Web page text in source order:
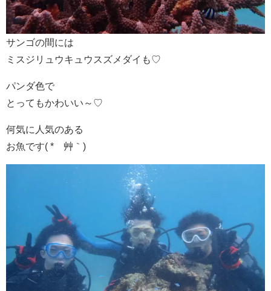
サンゴの間には
ミスジリュウキュウスズメダイも♡
パンダ色で
とってもかわいい～♡
何気に人気のある
お魚です( *´艸｀)